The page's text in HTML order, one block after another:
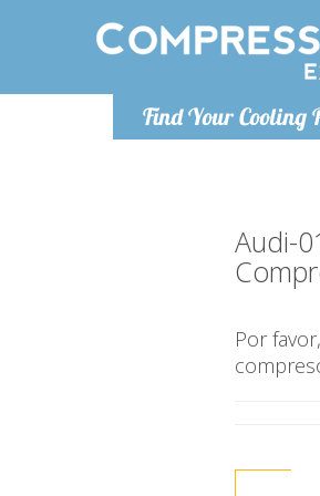
Find Your Cooling
De lunes a
Audi-
Por